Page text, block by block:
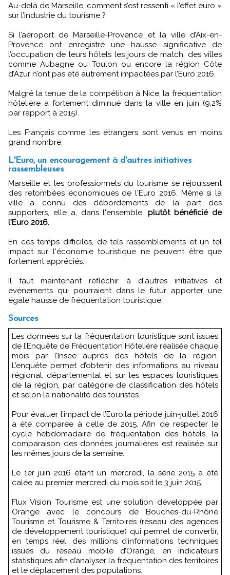
Au-delà de Marseille, comment s’est ressenti « l’effet euro »
sur l’industrie du tourisme ?
Si l’aéroport de Marseille-Provence et la ville d’Aix-en-
Provence ont enregistré une hausse significative de
l’occupation de leurs hôtels les jours de match, des villes
comme Aubagne ou Toulon ou encore la région Côte
d’Azur n’ont pas été autrement impactées par l’Euro 2016.
Malgré la tenue de la compétition à Nice, la fréquentation
hôtelière a fortement diminué dans la ville en juin (9,2%
par rapport à 2015).
Les Français comme les étrangers sont venus en moins
grand nombre.
L'Euro, un encouragement à d'autres initiatives
rassembleuses
Marseille et les professionnels du tourisme se réjouissent
des retombées économiques de l'Euro 2016. Même si la
ville a connu des débordements de la part des
supporters, elle a, dans l'ensemble,plutôt bénéficié de
l'Euro 2016.
En ces temps difficiles, de tels rassemblements et un tel
impact sur l'économie touristique ne peuvent être que
fortement appréciés.
Il faut maintenant réfléchir à d'autres initiatives et
événements qui pourraient dans le futur apporter une
égale hausse de fréquentation touristique.
Sources
Les données sur la fréquentation touristique sont issues
de l’Enquête de Fréquentation Hôtelière réalisée chaque
mois par l’Insee auprès des hôtels de la région.
L’enquête permet d’obtenir des informations au niveau
régional, départemental et sur les espaces touristiques
de la région, par catégorie de classification des hôtels
et selon la nationalité des touristes.
Pour évaluer l’impact de l’Euro,la période juin-juillet 2016
a été comparée à celle de 2015. Afin de respecter le
cycle hebdomadaire de fréquentation des hôtels, la
comparaison des données journalières est réalisée sur
les mêmes jours de la semaine.
Le 1er juin 2016 étant un mercredi, la série 2015 a été
calée au premier mercredi du mois soit le 3 juin 2015.
Flux Vision Tourisme est une solution développée par
Orange avec le concours de Bouches-du-Rhône
Tourisme et Tourisme & Territoires (réseau des agences
de développement touristique) qui permet de convertir,
en temps réel, des millions d’informations techniques
issues du réseau mobile d’Orange, en indicateurs
statistiques afin d’analyser la fréquentation des territoires
et le déplacement des populations.